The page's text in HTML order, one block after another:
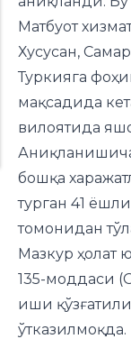
Матбуот
Хусусан,
Туркияга
мақсадида
вилоятида
бошқа
турган 41
томонидан
Мазкур ҳолат
135-моддаси
иши
ўтказилмоқда.